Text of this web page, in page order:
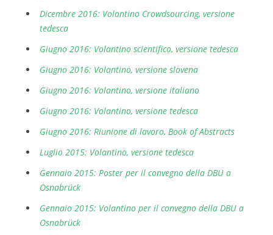
Dicembre 2016: Volantino Crowdsourcing, versione
tedesca
Giugno 2016: Volantino scientifico, versione tedesca
Giugno 2016: Volantino, versione slovena
Giugno 2016: Volantino, versione italiano
Giugno 2016: Volantino, versione tedesca
Giugno 2016: Riunione di lavoro, Book of Abstracts
Luglio 2015: Volantino, versione tedesca
Gennaio 2015: Poster per il convegno della DBU a
Osnabrück
Gennaio 2015: Volantino per il convegno della DBU a
Osnabrück